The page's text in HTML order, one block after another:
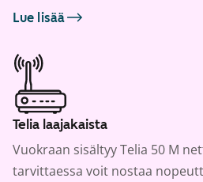
Lue lisää
Telia laajakaista
Vuokraan sisältyy Telia 50 M
tarvittaessa voit nostaa